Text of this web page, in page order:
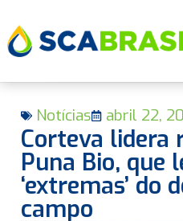
Notícias abril 22,
Corteva lidera
Puna Bio, que
‘extremas’ do
campo